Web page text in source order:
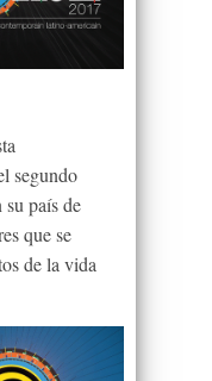
segundo
país de
que se
de la vida